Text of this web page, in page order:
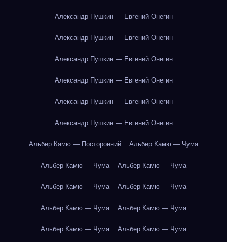
Александр Пушкин — Евгений Онегин
Александр Пушкин — Евгений Онегин
Александр Пушкин — Евгений Онегин
Александр Пушкин — Евгений Онегин
Александр Пушкин — Евгений Онегин
Александр Пушкин — Евгений Онегин
Альбер Камю — Посторонний Альбер Камю — Чума
Альбер Камю — Чума Альбер Камю — Чума
Альбер Камю — Чума Альбер Камю — Чума
Альбер Камю — Чума Альбер Камю — Чума
Альбер Камю — Чума Альбер Камю — Чума